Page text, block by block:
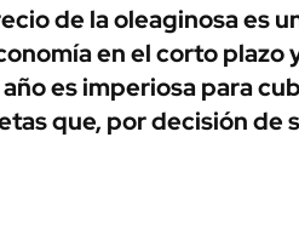
Municipios
URUGUAY
de la oleaginosa es
en el corto plazo
es imperiosa para
que, por decisión de